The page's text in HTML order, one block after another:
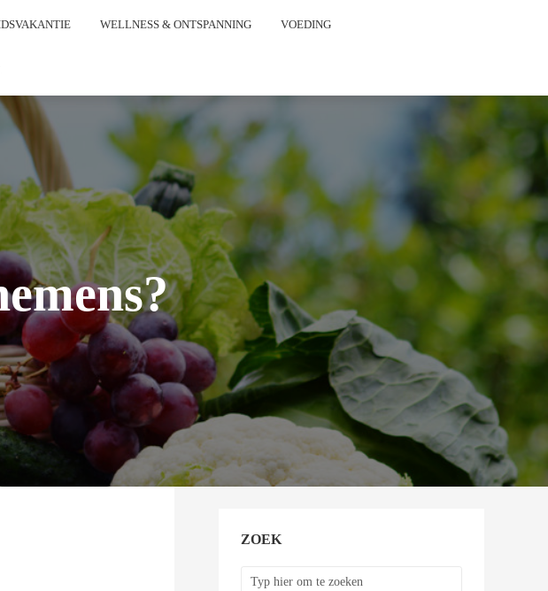
WELLNESS & ONTSPANNING VOEDING
ZOEK